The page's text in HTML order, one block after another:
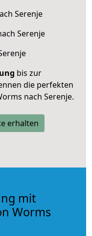
Serenje
Serenje
bis zur
die perfekten
nach Serenje.
erhalten
mit
Worms